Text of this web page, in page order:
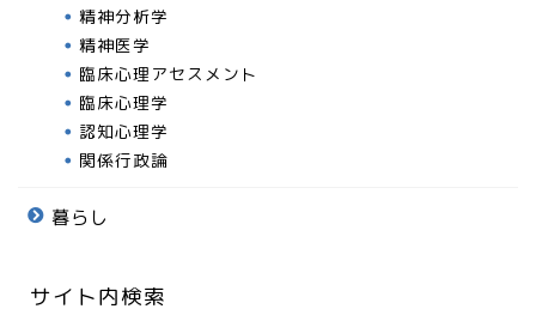
精神分析学
精神医学
臨床心理アセスメント
臨床心理学
認知心理学
関係行政論
暮らし
サイト内検索